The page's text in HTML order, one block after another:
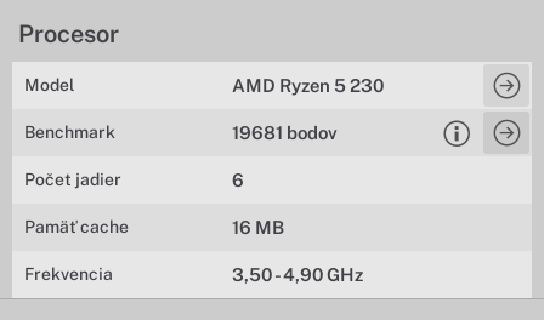
Procesor
Model AMD Ryzen 5 230
Benchmark 19681 bodov
Počet jadier 6
Pamäť cache 16 MB
Frekvencia 3,50 - 4,90 GHz